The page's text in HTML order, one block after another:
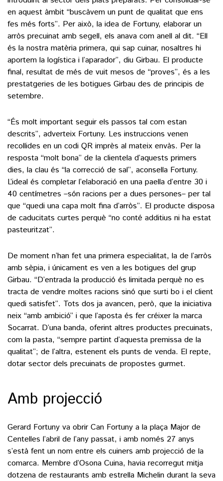
en aquest àmbit “buscàvem un punt de qualitat que ens
fes més forts”. Per això, la idea de Fortuny, elaborar un
arròs precuinat amb segell, els anava com anell al dit. “Ell
és la nostra matèria primera, qui sap cuinar, nosaltres hi
aportem la logística i l’aparador”, diu Girbau. El producte
final, resultat de més de vuit mesos de “proves”, és a les
prestatgeries de les botigues Girbau des de principis de
setembre.
“És molt important seguir els passos tal com estan
descrits”, adverteix Fortuny. Les instruccions venen
recollides en un codi QR imprès al mateix envàs. Per la
resposta “molt bona” de la clientela d’aquests primers
dies, la clau és “la correcció de sal”, aconsella Fortuny.
L’ideal és completar l’elaboració en una paella d’entre 30 i
40 centímetres –són racions per a dues persones– per tal
que “quedi una capa molt fina d’arròs”. El producte disposa
de caducitats curtes perquè “no conté additius ni ha estat
pasteuritzat”.
De moment n’han fet una primera especialitat, la de l’arròs
amb sèpia, i únicament es ven a les botigues del grup
Girbau. “D’entrada la producció és limitada perquè no es
tracta de vendre moltes racions sinó que surti bo i el client
quedi satisfet”. Tots dos ja avancen, però, que la iniciativa
neix “amb ambició” i que l’aposta és fer créixer la marca
Socarrat. D’una banda, oferint altres productes precuinats,
com la pasta, “sempre partint d’aquesta premissa de la
qualitat”; de l’altra, estenent els punts de venda. El repte,
dotar sector dels precuinats de propostes gurmet.
Amb projecció
Gerard Fortuny va obrir Can Fortuny a la plaça Major de
Centelles l’abril de l’any passat, i amb només 27 anys
s’està fent un nom entre els cuiners amb projecció de la
comarca. Membre d’Osona Cuina, havia recorregut mitja
dotzena de restaurants amb estrella Michelin durant la seva